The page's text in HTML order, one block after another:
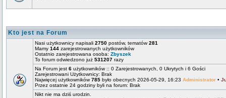
Kto jest na Forum
Nasi użytkownicy napisali 2750 postów, tematów281
Mamy 144 zarejestrowanych użytkowników
Ostatnio zarejestrowana osoba: Zbyszek
To forum odwiedzono już 531207 razy
Na Forum jest 6 użytkowników :: 0 Zarejestrowanych, 0 Ukrytych i 6 Gości
Zarejestrowani Użytkownicy: Brak
Najwięcej użytkowników785 było obecnych 2026-05-29, 16:23 Administrator •
Przez ostatnie 24 godziny byli na forum: Brak
Nikt nie ma dziś urodzin.